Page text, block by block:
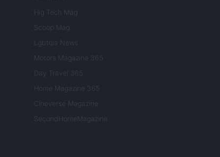
Hig Tech Mag
Scoop Mag
Lgbtqia News
Motors Magazine 365
Day Travel 365
Home Magazine 365
Cineverse Magazine
SecondHomeMagazine